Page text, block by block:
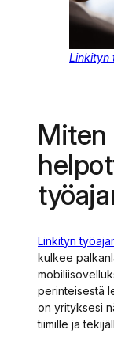
Linkityn
Miten
Linkityn
kulkee
perinteisestä
on yrityksesi
tiimille ja